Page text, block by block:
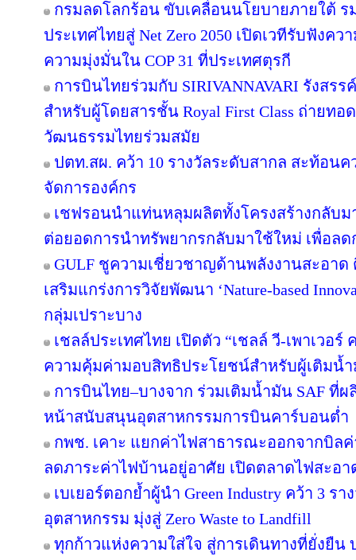
กรมลดโลกร้อน ขับเคลื่อนนโยบายภายใต้ ร
ประเทศไทยสู่ Net Zero 2050 เปิดเวทีรับฟัง
ความมุ่งมั่นใน COP 31 ที่ประเทศตุรกี
การบินไทยร่วมกับ SIRIVANNAVARI รังสร
สำหรับผู้โดยสารชั้น Royal First Class ถ่ายท
วัฒนธรรมไทยร่วมสมัย
ปตท.สผ. คว้า 10 รางวัลระดับสากล สะท้อน
จัดการองค์กร
เชฟรอนนำแท่นหลุมผลิตทั้งโครงสร้างกลับ
ต่อยอดการนำทรัพยากรกลับมาใช้ใหม่ เพื่อล
GULF ชูความเชี่ยวชาญด้านพลังงานสะอา
เสริมแกร่งการวิจัยพัฒนา ‘Nature-based
กลุ่มเปราะบาง
เชลล์ประเทศไทย เปิดตัว “เชลล์ วี-เพาเวอ
ความคุ้มค่ามอบสิทธิประโยชน์สำหรับผู้เติมน้ำ
การบินไทย–บางจาก ร่วมเติมน้ำมัน SAF ที่
หน้าสนับสนุนอุตสาหกรรมการบินคาร์บอนต่ำ
กพช. เคาะ แยกค่าไฟสาธารณะออกจากบิล
ลดภาระค่าไฟบ้านอยู่อาศัย เปิดตลาดไฟสะอา
เบเยอร์ตอกย้ำผู้นำ Green Industry คว้า 3 ร
อุตสาหกรรม มุ่งสู่ Zero Waste to Landfill
ทุกก้าวแห่งความใส่ใจ สู่การเดินทางที่ยั่งยืน